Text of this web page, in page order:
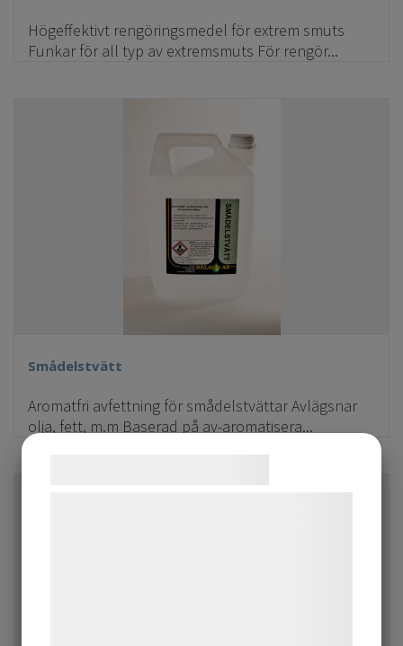
Högeffektivt rengöringsmedel för extrem smuts
Funkar för all typ av extremsmuts För rengör...
Smådelstvätt
Aromatfri avfettning för smådelstvättar Avlägsnar
olja, fett, m.m Baserad på av-aromatisera...